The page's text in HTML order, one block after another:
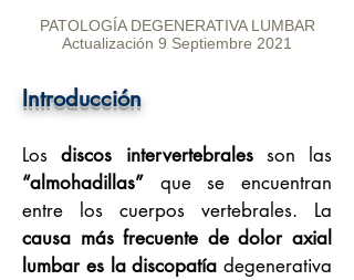
PATOLOGÍA DEGENERATIVA LUMBAR
Actualización 9 Septiembre 2021
Introducción
Losdiscos intervertebralesson las
“almohadillas” que se encuentran
entre los cuerpos vertebrales. La
causa más frecuente de dolor axial
lumbar es la discopatía degenerativa